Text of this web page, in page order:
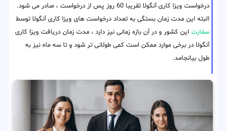
درخواست ویزا کاری آنگولا تقریبا 60 روز پس از درخواست ، صادر می شود.
البته این مدت زمان بستگی به تعداد درخواست های ویزا کاری آنگولا توسط
سفارت این کشور و در آن بازه زمانی نیز دارد ، مدت زمان دریافت ویزا کاری
آنگولا در برخی موارد ممکن است کمی طولانی تر شود و تا سه ماه نیز به
طول بیانجامد.